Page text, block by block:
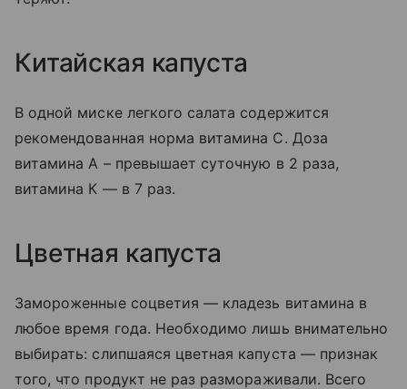
Китайская капуста
В одной миске легкого салата содержится
рекомендованная норма витамина С. Доза
витамина А – превышает суточную в 2 раза,
витамина К — в 7 раз.
Цветная капуста
Замороженные соцветия — кладезь витамина в
любое время года. Необходимо лишь внимательно
выбирать: слипшаяся цветная капуста — признак
того, что продукт не раз размораживали. Всего